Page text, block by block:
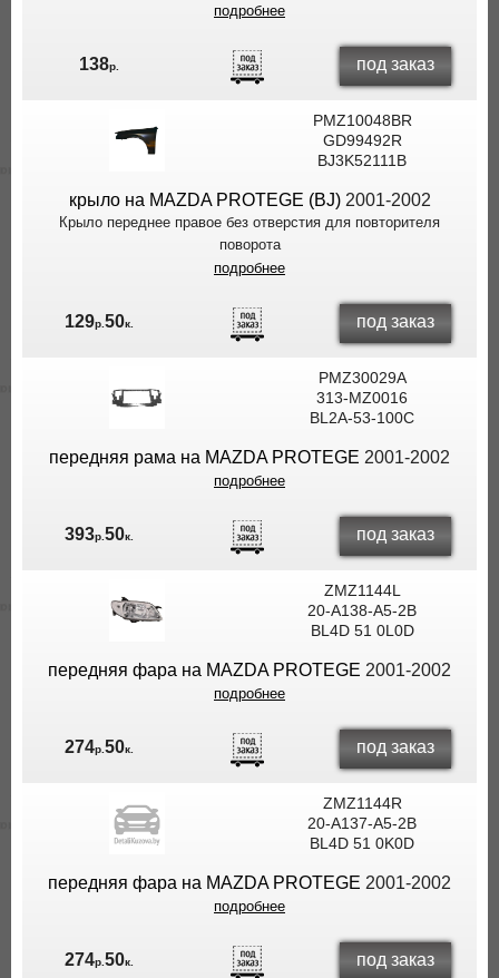
подробнее
138р. под заказ
PMZ10048BR
GD99492R
BJ3K52111B
крыло на MAZDA PROTEGE (BJ)2001-2002
Крыло переднее правое без отверстия для повторителя
поворота
подробнее
129р. 50к. под заказ
PMZ30029A
313-MZ0016
BL2A-53-100C
передняя рама на MAZDA PROTEGE 2001-2002
подробнее
393р. 50к. под заказ
ZMZ1144L
20-A138-A5-2B
BL4D 51 0L0D
передняя фара на MAZDA PROTEGE 2001-2002
подробнее
274р. 50к. под заказ
ZMZ1144R
20-A137-A5-2B
BL4D 51 0K0D
передняя фара на MAZDA PROTEGE 2001-2002
подробнее
274р. 50к. под заказ